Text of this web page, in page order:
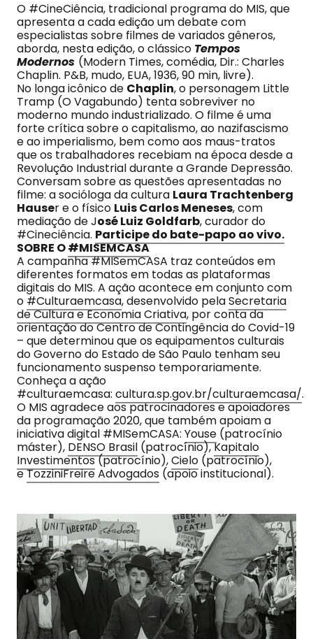
O #CineCiência, tradicional programa do MIS, que
apresenta a cada edição um debate com
especialistas sobre filmes de variados gêneros,
aborda, nesta edição, o clássico Tempos
Modernos (Modern Times, comédia, Dir.: Charles
Chaplin. P&B, mudo, EUA, 1936, 90 min, livre).
No longa icônico de Chaplin, o personagem Little
Tramp (O Vagabundo) tenta sobreviver no
moderno mundo industrializado. O filme é uma
forte crítica sobre o capitalismo, ao nazifascismo
e ao imperialismo, bem como aos maus-tratos
que os trabalhadores recebiam na época desde a
Revolução Industrial durante a Grande Depressão.
Conversam sobre as questões apresentadas no
filme: a socióloga da cultura Laura Trachtenberg
Hauser e o físico Luis Carlos Meneses, com
mediação de José Luiz Goldfarb, curador do
#Cineciência. Participe do bate-papo ao vivo.
SOBRE O#MISEMCASA
A campanha #MISemCASA traz conteúdos em
diferentes formatos em todas as plataformas
digitais do MIS. A ação acontece em conjunto com
o #Culturaemcasa, desenvolvido pelaSecretaria
de Cultura e Economia Criativa, por conta da
orientação do Centro de Contingência do Covid-19
– que determinou que os equipamentos culturais
do Governo do Estado de São Paulo tenham seu
funcionamento suspenso temporariamente.
Conheça a ação
#culturaemcasa: cultura.sp.gov.br/culturaemcasa/.
O MIS agradece aos patrocinadores e apoiadores
da programação 2020, que também apoiam a
iniciativa digital #MISemCASA: Youse (patrocínio
máster), DENSO Brasil (patrocínio),Kapitalo
Investimentos(patrocínio),Cielo (patrocínio),
eTozziniFreire Advogados (apoio institucional).